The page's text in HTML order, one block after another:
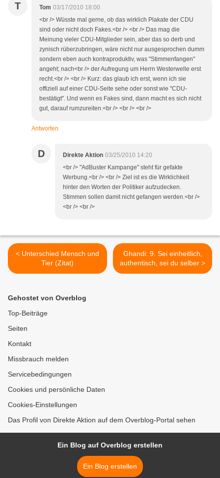
T Tom 03/17/2010 18:00
<br /> Wüsste mal gerne, ob das wirklich Plakate der CDU
sind oder nicht doch Fakes.<br /> <br /> Das mag die
Meinung vieler CDU-Mitglieder sein, aber das so derb und
zynisch rüberzubringen, wäre nicht nur ausgesprochen dumm
sondern eben auch kontraproduktiv, was "Stimmenfangen"
angeht; nach<br /> der Aufregung um Herrn Westerwelle erst
recht.<br /> <br /> Kurz: das glaub ich erst, wenn ich sie
offiziell auf einer CDU-Seite sehe oder sonst wie "CDU-
bestätigt". Und wenn es Fakes sind, dann macht es sich nicht
gut, darauf rumzureiten.<br /> <br /> <br />
Antworten
D Direkte Aktion 03/25/2010 14:20
<br /> "AdBuster Kampange" steht für gefakte
Werbung.<br /> <br /> Ziel ist es die Wirklichkeit
hinter den Worten der Politiker aufzudecken.
Stimmen sollen damit nicht gefangen werden.<br />
<br /> <br />
< Unterschied Mensch und
Tier (Zitat)
Ghandi: 9. Sei einheitlich,
authentisch, sei du selber >
Gehostet von Overblog
Top-Beiträge
Seiten
Kontakt
Missbrauch melden
Servicebedingungen
Cookies und persönliche Daten
Cookies-Einstellungen
Das Profil von Direkte Aktion auf dem Overblog-Portal sehen
Ein Blog auf Overblog erstellen
Ein Blog erstellen